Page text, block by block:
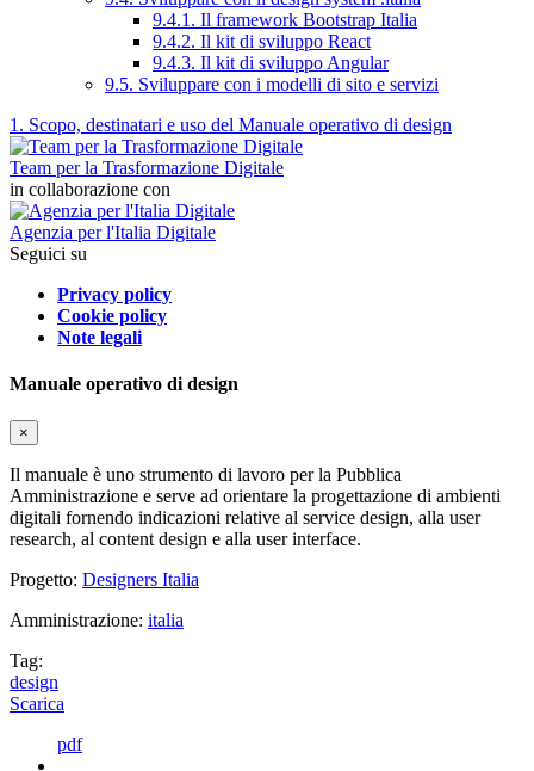
9.4.1. Il framework Bootstrap Italia
9.4.2. Il kit di sviluppo React
9.4.3. Il kit di sviluppo Angular
9.5. Sviluppare con i modelli di sito e servizi
1. Scopo, destinatari e uso del Manuale operativo di design
Team per la Trasformazione Digitale
in collaborazione con
Agenzia per l'Italia Digitale
Seguici su
Privacy policy
Cookie policy
Note legali
Manuale operativo di design
×
Il manuale è uno strumento di lavoro per la Pubblica
Amministrazione e serve ad orientare la progettazione di ambienti
digitali fornendo indicazioni relative al service design, alla user
research, al content design e alla user interface.
Progetto: Designers Italia
Amministrazione: italia
Tag:
design
Scarica
pdf